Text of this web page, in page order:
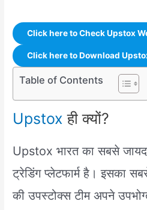
Click here to Check Upstox
Click here to Download
Table of Contents
Upstox ही क्यों?
Upstox भारत का सबसे
ट्रेडिंग प्लेटफार्म है। इसका
की उपस्टोक्स टीम अपने